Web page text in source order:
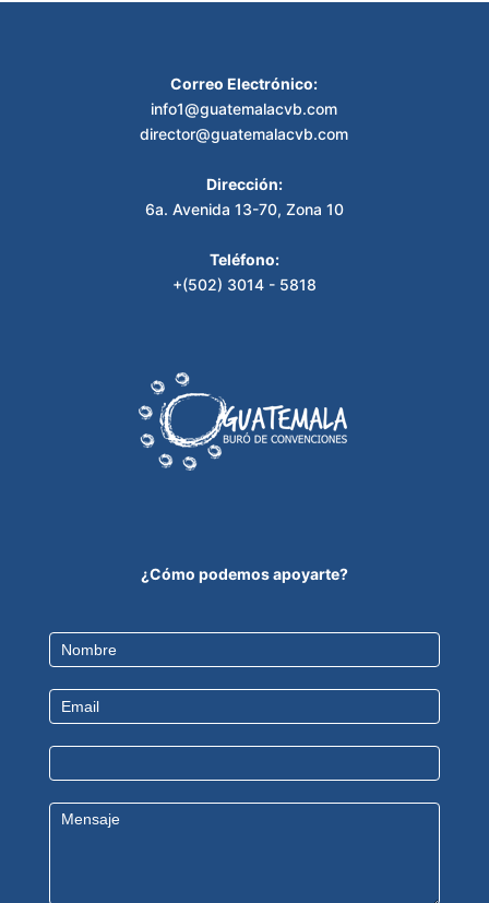
Correo Electrónico:
info1@guatemalacvb.com
director@guatemalacvb.com
Dirección:
6a. Avenida 13-70, Zona 10
Teléfono:
+(502) 3014 - 5818
¿Cómo podemos apoyarte?
Contact
Us